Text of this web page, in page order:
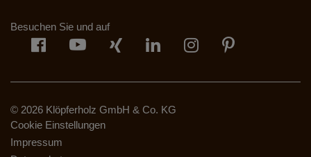
Besuchen Sie und auf
© 2026 Klöpferholz GmbH & Co. KG
Cookie Einstellungen
Impressum